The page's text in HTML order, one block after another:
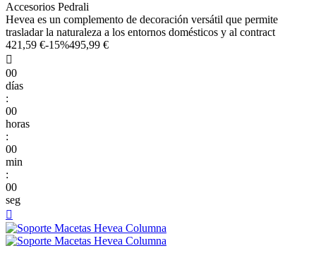
Accesorios Pedrali
Hevea es un complemento de decoración versátil que permite
trasladar la naturaleza a los entornos domésticos y al contract
421,59 €-15%495,99 €

00
días
:
00
horas
:
00
min
:
00
seg
